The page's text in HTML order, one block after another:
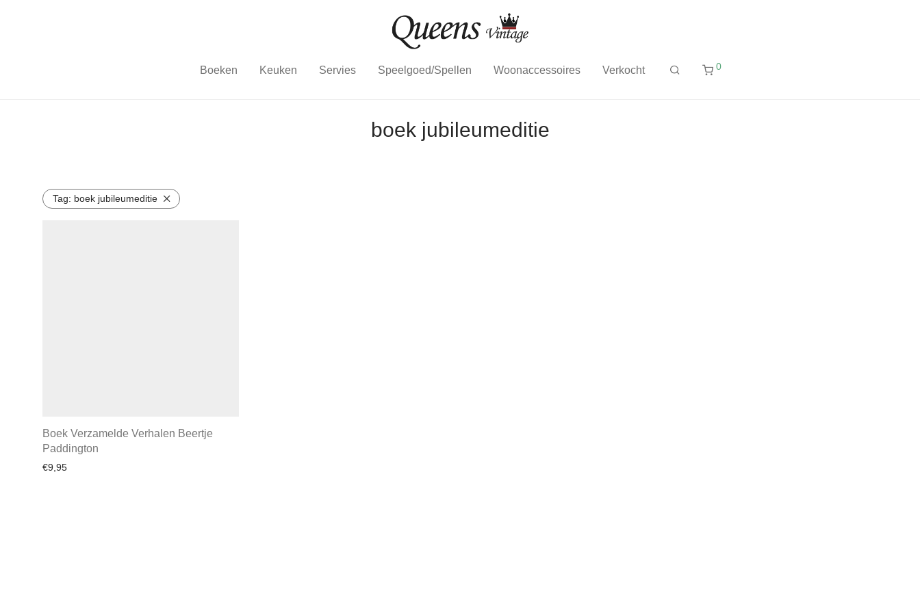
Boeken Keuken Servies Speelgoed/Spellen Woonaccessoires Verkocht 0
boek jubileumeditie
Tag: boek jubileumeditie
Boek Verzamelde Verhalen Beertje
Paddington
€9,95